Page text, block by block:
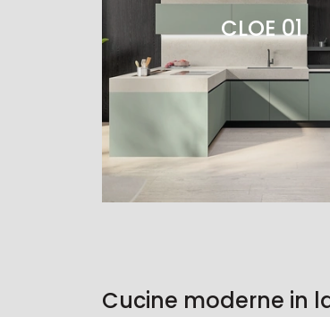
CLOE 01
Cucine moderne in